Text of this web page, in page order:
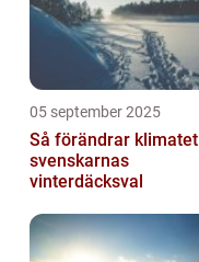
05 september 2025
Så förändrar klimatet
svenskarnas
vinterdäcksval